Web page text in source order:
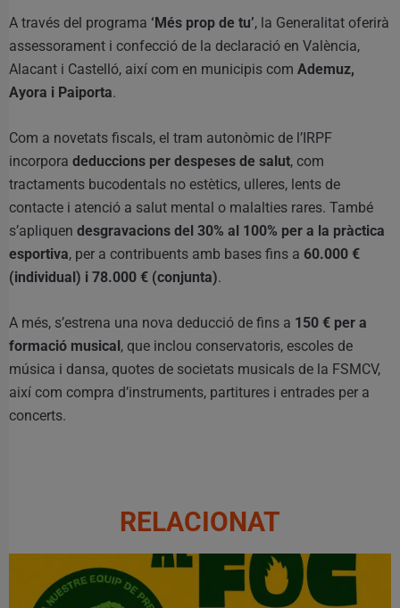
A través del programa ‘Més prop de tu’, la Generalitat oferirà
assessorament i confecció de la declaració en València,
Alacant i Castelló, així com en municipis com Ademuz,
Ayora i Paiporta.
Com a novetats fiscals, el tram autonòmic de l’IRPF
incorpora deduccions per despeses de salut, com
tractaments bucodentals no estètics, ulleres, lents de
contacte i atenció a salut mental o malalties rares. També
s’apliquen desgravacions del 30% al 100% per a la pràctica
esportiva, per a contribuents amb bases fins a 60.000 €
(individual) i 78.000 € (conjunta).
A més, s’estrena una nova deducció de fins a 150 € per a
formació musical, que inclou conservatoris, escoles de
música i dansa, quotes de societats musicals de la FSMCV,
així com compra d’instruments, partitures i entrades per a
concerts.
RELACIONAT